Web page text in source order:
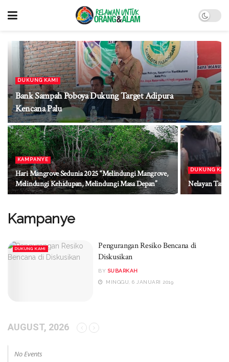
DUKUNG KAMI
Bank Sampah Poboya Dukung Target Adipura
Kencana Palu
KAMPANYE
Hari Mangrove Sedunia 2025 “Melindungi Mangrove,
Melindungi Kehidupan, Melindungi Masa Depan”
DUKUNG
Nelayan
Kampanye
DUKUNG KAMI
Pengurangan Resiko Bencana di
Diskusikan
BY SUBARKAH
MINGGU, 6 JANUARI 2019
AUGUST, 2026
No Events